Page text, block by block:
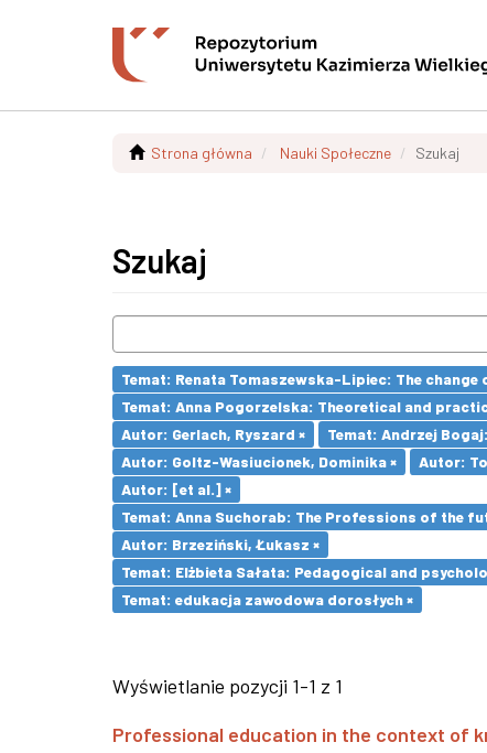
Strona główna Nauki Społeczne Szukaj
Szukaj
Temat: Renata Tomaszewska-Lipiec: The
Temat: Anna Pogorzelska: Theoretical and
Autor: Gerlach, Ryszard ×
Temat: Andrzej
Autor: Goltz-Wasiucionek, Dominika ×
Autor:
Autor: [et al.] ×
Temat: Anna Suchorab: The Professions of the
Autor: Brzeziński, Łukasz ×
Temat: Elżbieta Sałata: Pedagogical and
Temat: edukacja zawodowa dorosłych ×
Wyświetlanie pozycji 1-1 z 1
Professional education in the context of